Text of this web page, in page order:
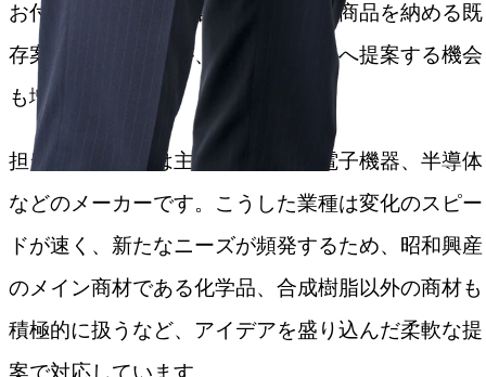
お付き合いのあるお客様に継続的に商品を納める既
存案件が中心ですが、新規のお客様へ提案する機会
も増えています。
担当しているのは主に車載部品、電子機器、半導体
などのメーカーです。こうした業種は変化のスピー
ドが速く、新たなニーズが頻発するため、昭和興産
のメイン商材である化学品、合成樹脂以外の商材も
積極的に扱うなど、アイデアを盛り込んだ柔軟な提
案で対応しています。